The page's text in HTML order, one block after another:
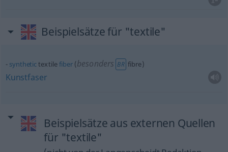
Beispielsätze für "textile"
synthetictextilefiber(besonders BR fibre)
Kunstfaser
Beispielsätze aus externen Quellen
für "textile"